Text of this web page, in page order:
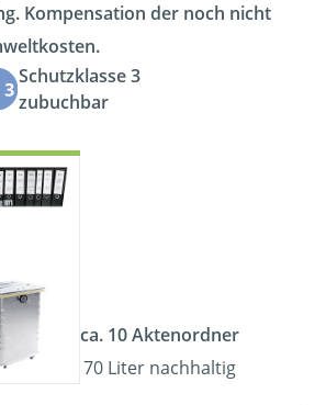
Kompensation der noch nicht
Schutzklasse 3
zubuchbar
ca. 10 Aktenordner
70 Liter nachhaltig